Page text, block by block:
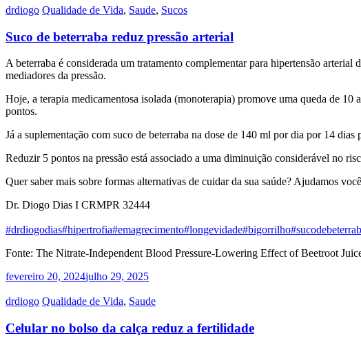
drdiogo Qualidade de Vida, Saude, Sucos
Suco de beterraba reduz pressão arterial
A beterraba é considerada um tratamento complementar para hipertensão
mediadores da pressão.
Hoje, a terapia medicamentosa isolada (monoterapia) promove uma queda de
pontos.
Já a suplementação com suco de beterraba na dose de 140 ml por dia por 14
Reduzir 5 pontos na pressão está associado a uma diminuição considerável no
Quer saber mais sobre formas alternativas de cuidar da sua saúde? Ajudamos
Dr. Diogo Dias I CRMPR 32444
#drdiogodias#hipertrofia#emagrecimento#longevidade#bigorrilho
Fonte: The Nitrate-Independent Blood Pressure-Lowering Effect of Beetroot
fevereiro 20, 2024julho 29, 2025
drdiogo Qualidade de Vida, Saude
Celular no bolso da calça reduz a fertilidade